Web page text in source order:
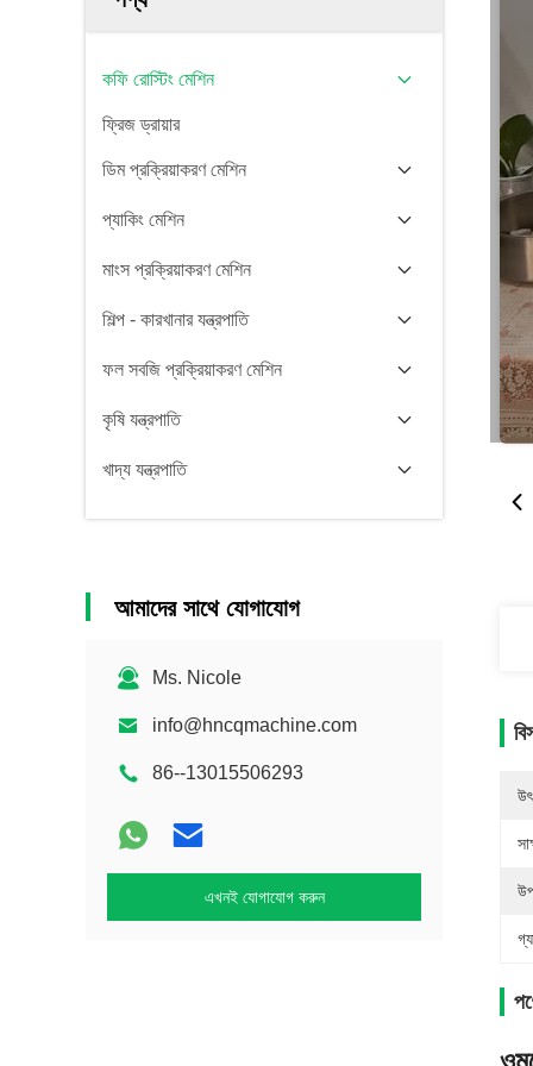
কফি রোস্টিং মেশিন
ফ্রিজ ড্রায়ার
ডিম প্রক্রিয়াকরণ মেশিন
প্যাকিং মেশিন
মাংস প্রক্রিয়াকরণ মেশিন
শিল্প - কারখানার যন্ত্রপাতি
ফল সবজি প্রক্রিয়াকরণ মেশিন
কৃষি যন্ত্রপাতি
খাদ্য যন্ত্রপাতি
আমাদের সাথে যোগাযোগ
Ms. Nicole
info@hncqmachine.com
86--13015506293
এখনই যোগাযোগ করুন